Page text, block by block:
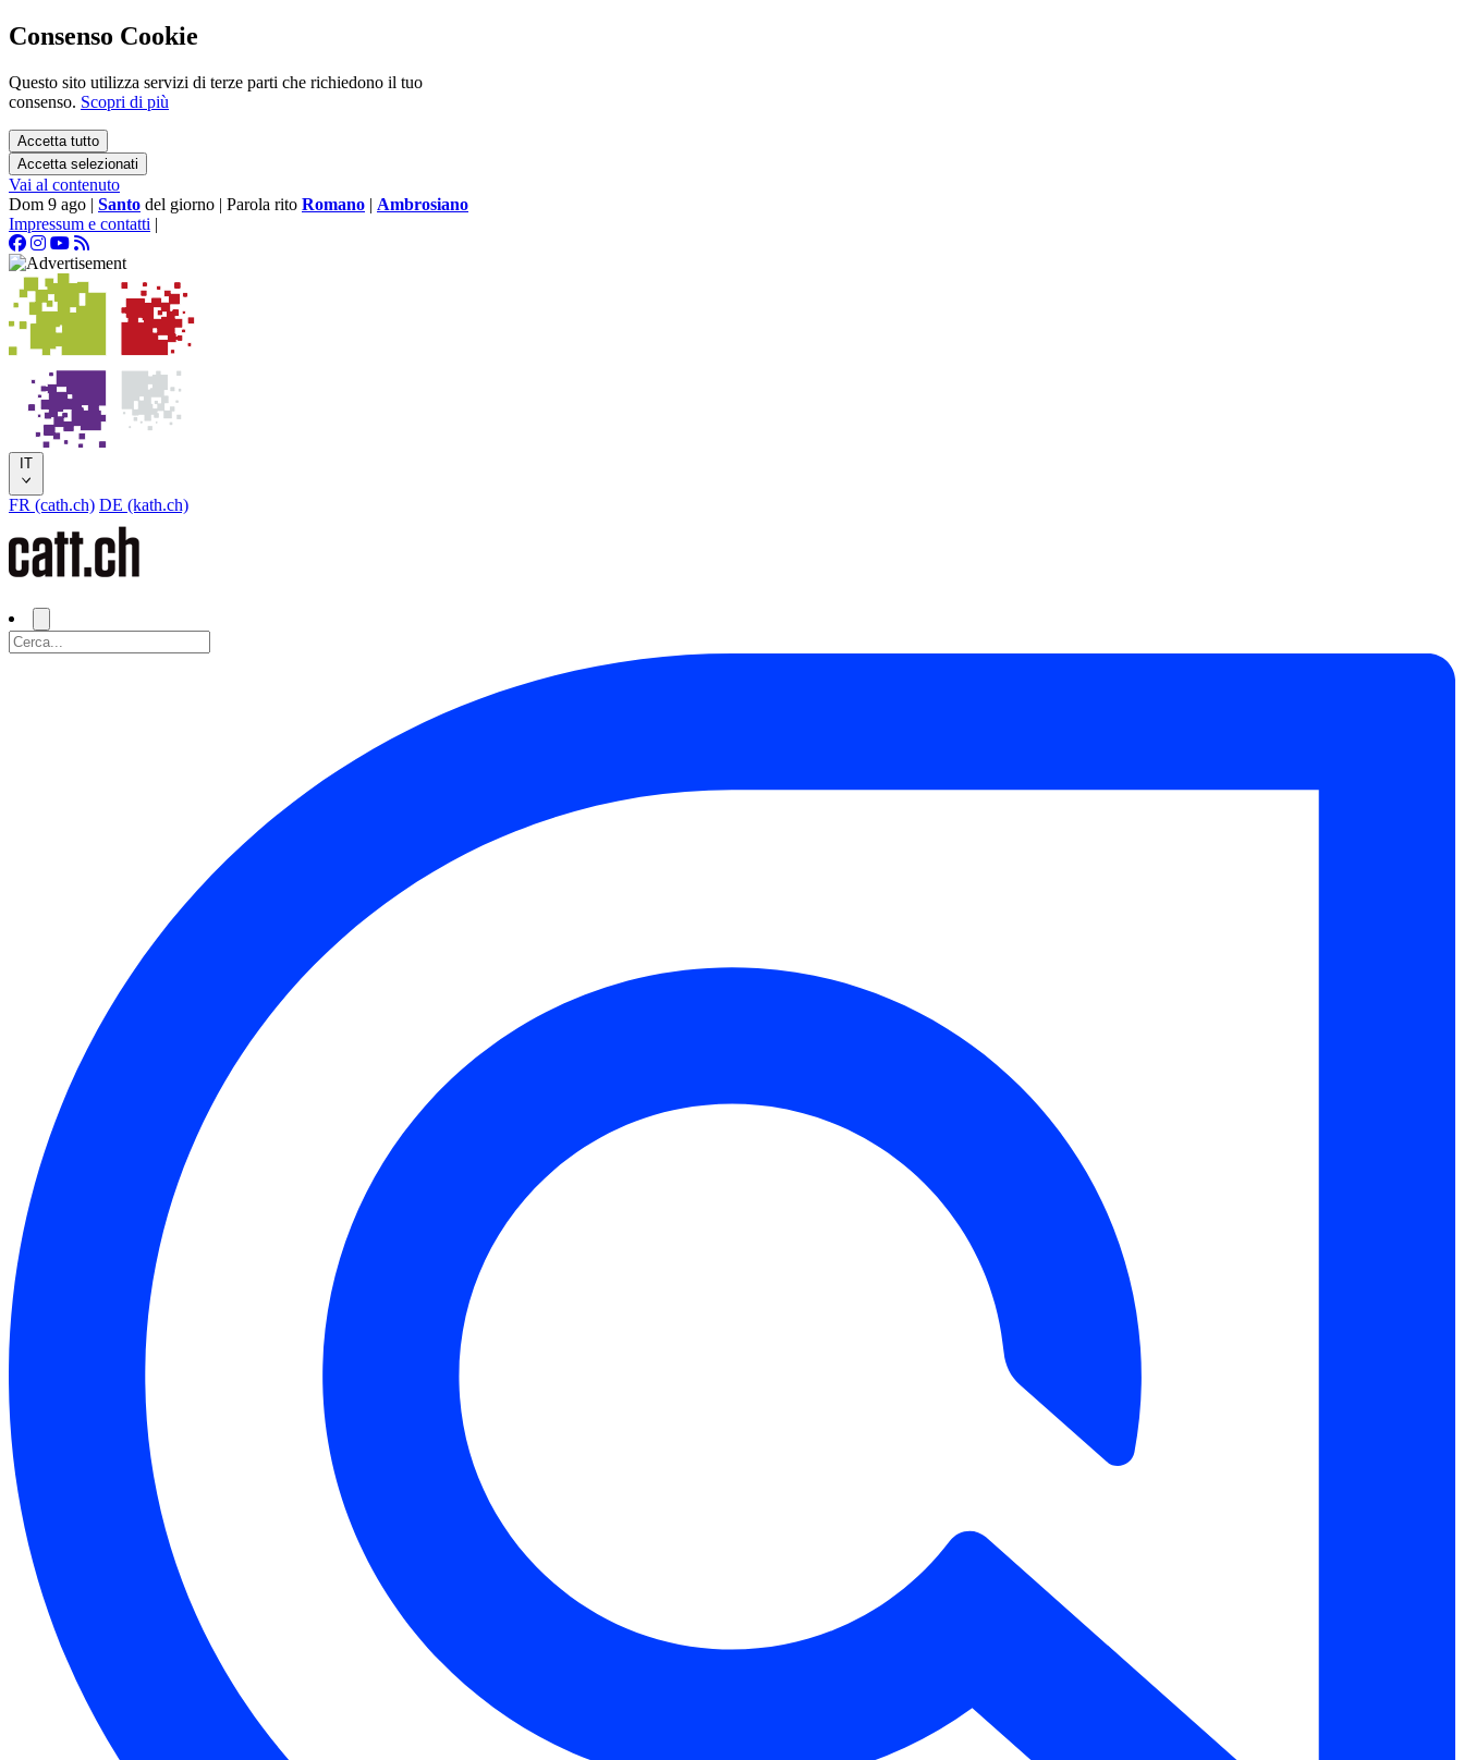
Consenso Cookie
Questo sito utilizza servizi di terze parti che richiedono il tuo
consenso. Scopri di più
Accetta tutto
Accetta selezionati
Vai al contenuto
Dom 9 ago | Santo del giorno | Parola rito Romano | Ambrosiano
Impressum e contatti |
IT
FR (cath.ch) DE (kath.ch)